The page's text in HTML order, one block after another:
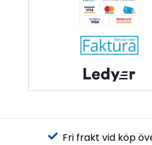
Fri frakt vid köp